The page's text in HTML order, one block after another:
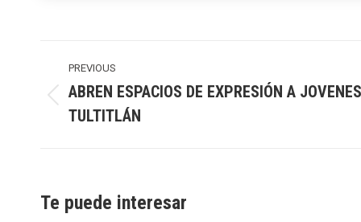
navigation
PREVIOUS
post:
ABREN ESPACIOS DE EXPRESIÓN A
TULTITLÁN
Te puede interesar